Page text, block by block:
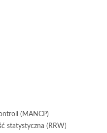
(MANCP)
statystyczna (RRW)